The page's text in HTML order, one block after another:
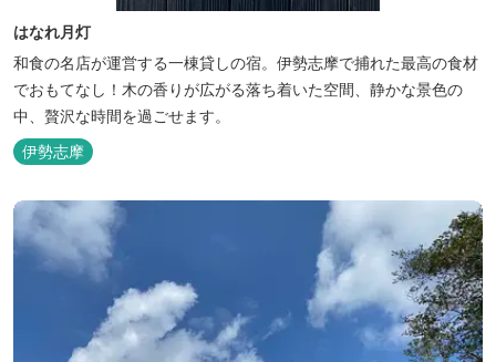
はなれ月灯
和食の名店が運営する一棟貸しの宿。伊勢志摩で捕れた最高の食材
でおもてなし！木の香りが広がる落ち着いた空間、静かな景色の
中、贅沢な時間を過ごせます。
伊勢志摩